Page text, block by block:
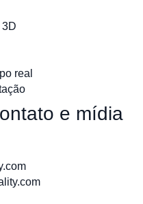
real
e mídia